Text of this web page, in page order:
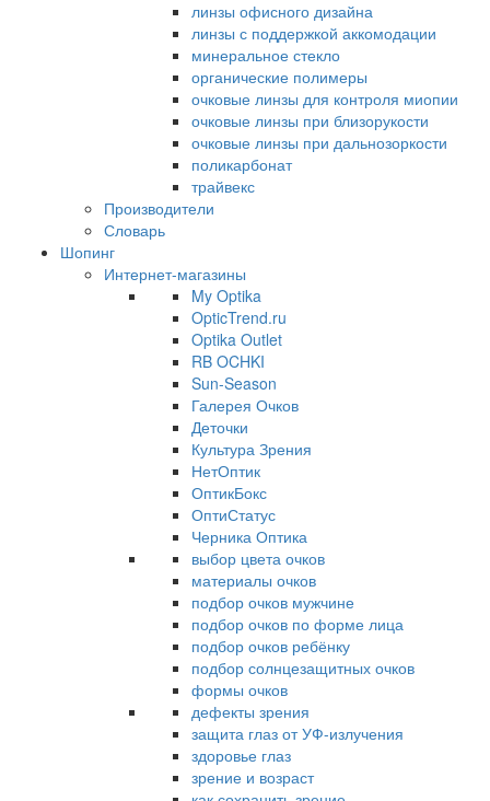
линзы офисного дизайна
линзы с поддержкой аккомодации
минеральное стекло
органические полимеры
очковые линзы для контроля миопии
очковые линзы при близорукости
очковые линзы при дальнозоркости
поликарбонат
трайвекс
Производители
Словарь
Шопинг
Интернет-магазины
My Optika
OpticTrend.ru
Optika Outlet
RB OCHKI
Sun-Season
Галерея Очков
Деточки
Культура Зрения
НетОптик
ОптикБокс
ОптиСтатус
Черника Оптика
выбор цвета очков
материалы очков
подбор очков мужчине
подбор очков по форме лица
подбор очков ребёнку
подбор солнцезащитных очков
формы очков
дефекты зрения
защита глаз от УФ-излучения
здоровье глаз
зрение и возраст